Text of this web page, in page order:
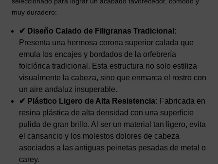
muy duradero:
✔ Diseño Calado de Filigranas Tradicional:
Presenta una hermosa corona superior calada que
emula los encajes y bordados de la orfebrería
folclórica tradicional. Esta estructura no solo estiliza
visualmente la cabeza, sino que enmarca el rostro con
un aire andaluz insuperable.
✔ Plástico Ligero de Alta Resistencia: Fabricada en
resina plástica de alta densidad con una superficie
pulida de gran brillo. Al ser un material tan ligero, evita
el cansancio y los molestos dolores de cabeza
asociados a las antiguas peinetas pesadas de metal o
carey.